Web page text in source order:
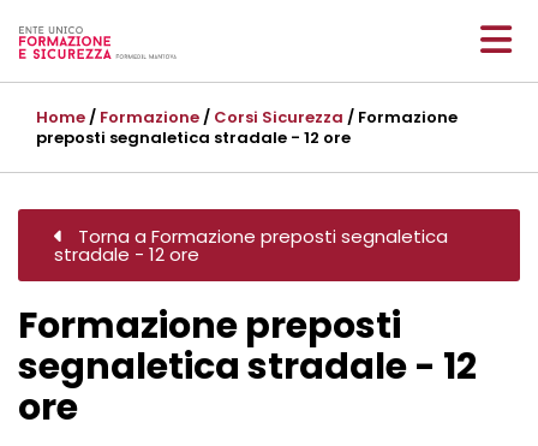
Home/ Formazione/ Corsi Sicurezza / Formazione
preposti segnaletica stradale - 12 ore
Torna a Formazione preposti segnaletica
stradale - 12 ore
Formazione preposti
segnaletica stradale - 12
ore